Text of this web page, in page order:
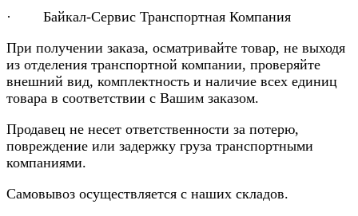
· Байкал-Сервис Транспортная Компания
При получении заказа, осматривайте товар, не выходя
из отделения транспортной компании, проверяйте
внешний вид, комплектность и наличие всех единиц
товара в соответствии с Вашим заказом.
Продавец не несет ответственности за потерю,
повреждение или задержку груза транспортными
компаниями.
Самовывоз осуществляется с наших складов.